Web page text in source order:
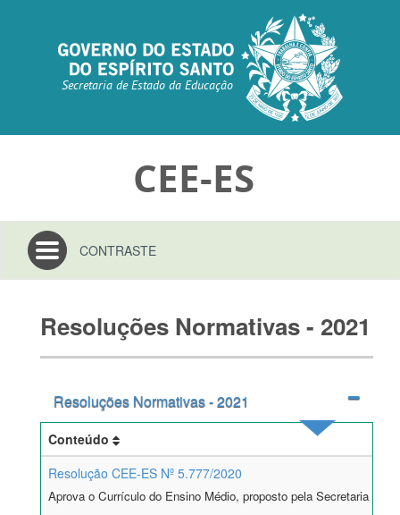
Secretaria de Estado da Educação
CEE-ES
Toggle
navigation
CONTRASTE
Resoluções Normativas - 2021
Resoluções Normativas - 2021
Conteúdo
Resolução CEE-ES Nº 5.777/2020
Aprova o Currículo do Ensino Médio, proposto pela Secretaria de